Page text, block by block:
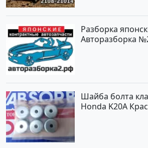
Разборка
Авторазборка
Шайба болта
Honda K20A